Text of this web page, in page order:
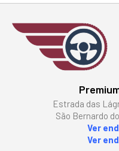
Estrada das
São Bernardo
Ver
Ver